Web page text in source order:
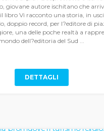
giovane autore ischitano che
libro Vi racconto una storia, in
doppio record, per l?editore di
una delle poche realtà a
dell?editoria del Sud ...
DETTAGLI